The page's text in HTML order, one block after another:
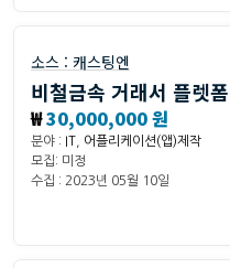
소스 : 캐스팅엔
비철금속 거래서 플렛
₩30,000,000 원
분야 :
어플리케이션(앱)제작
모집: 미정
수집 : 2023년 05월 10일